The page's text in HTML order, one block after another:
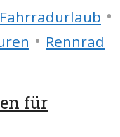
Fahrradurlaub •
• Rennrad
für